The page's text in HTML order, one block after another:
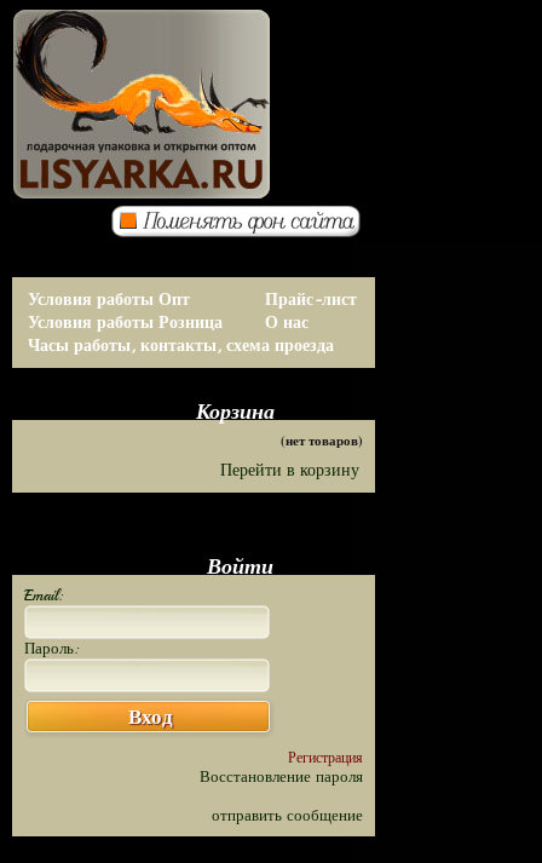
Условия работы Опт
Условия работы Розница
Прайс-лист
О нас
Часы работы, контакты, схема проезда
Корзина
(нет товаров)
Перейти в корзину
Войти
Email:
Пароль:
Вход
Регистрация
Восстановление пароля
отправить сообщение